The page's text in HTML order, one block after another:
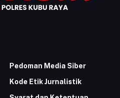
Pedoman Media Siber
Kode Etik Jurnalistik